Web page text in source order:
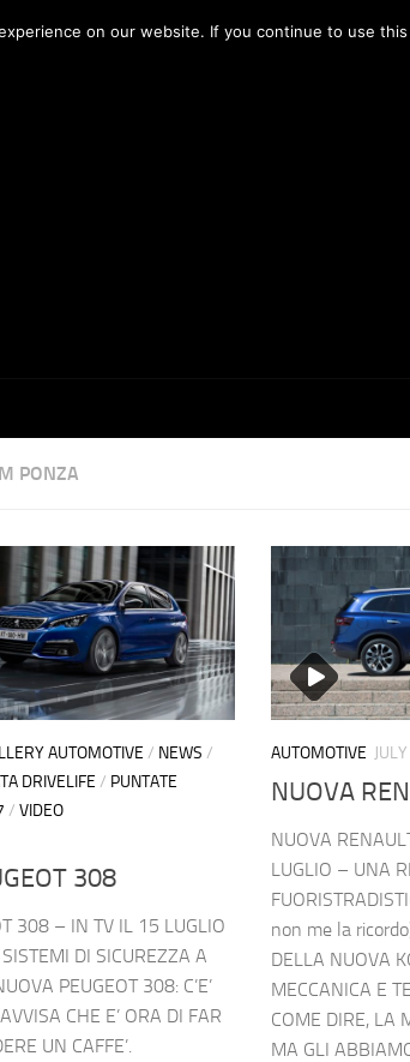
NEWS FACEBOOK
PONZA
AUTOMOTIVE / NEWS /
DRIVELIFE / PUNTATE
/ VIDEO
308
308 – IN TV IL 15 LUGLIO
DI SICUREZZA A
PEUGEOT 308: C’E’
CHE E’ ORA DI FAR
UN CAFFE’.
AUTOMOTIVE
NUOVA
NUOVA
LUGLIO – UNA
non me la
DELLA NUOVA
MECCANICA E
COME DIRE, LA
MA GLI
on our website. If you continue to use